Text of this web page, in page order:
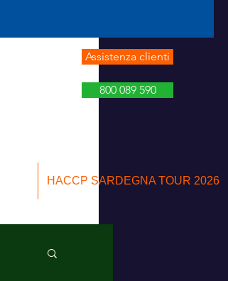
Assistenza clienti
800 089 590
HACCP SARDEGNA TOUR 2026